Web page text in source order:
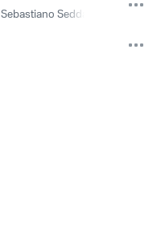
Sebastiano Sedda